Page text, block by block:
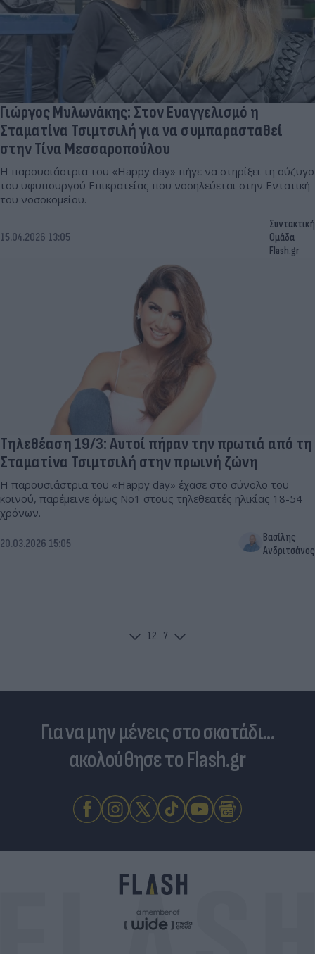
Γιώργος Μυλωνάκης: Στον Ευαγγελισμό η
Σταματίνα Τσιμτσιλή για να συμπαρασταθεί
στην Τίνα Μεσσαροπούλου
Η παρουσιάστρια του «Happy day» πήγε να στηρίξει τη σύζυγο
του υφυπουργού Επικρατείας που νοσηλεύεται στην Εντατική
του νοσοκομείου.
15.04.2026 13:05
Συντακτική
Ομάδα
Flash.gr
Τηλεθέαση 19/3: Αυτοί πήραν την πρωτιά από τη
Σταματίνα Τσιμτσιλή στην πρωινή ζώνη
Η παρουσιάστρια του «Happy day» έχασε στο σύνολο του
κοινού, παρέμεινε όμως Νο1 στους τηλεθεατές ηλικίας 18-54
χρόνων.
20.03.2026 15:05
Βασίλης
Ανδριτσάνος
12...7
Για να μην μένεις στο σκοτάδι...
ακολούθησε το Flash.gr